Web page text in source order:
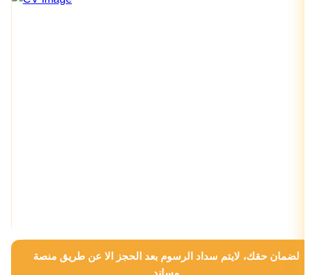
لضمان حقك، لايتم سداد الرسوم بعد الحجز الا عن طريق منصة